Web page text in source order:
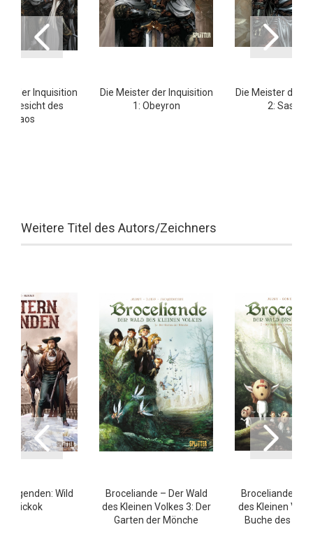
der Inquisition
des
Chaos
Die Meister der Inquisition
1: Obeyron
Die Meister der
2:
Weitere Titel des Autors/Zeichners
Legenden: Wild
Hickok
Broceliande – Der Wald
des Kleinen Volkes 3: Der
Garten der Mönche
Broceliande –
des Kleinen
Buche des